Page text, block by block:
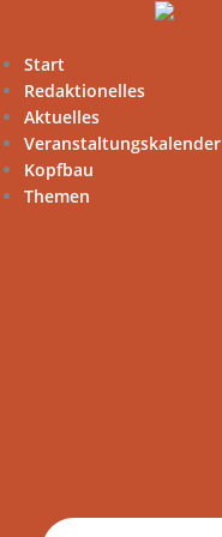
springen
Start
Redaktionelles
Aktuelles
Veranstaltungskalender
Kopfbau
Themen